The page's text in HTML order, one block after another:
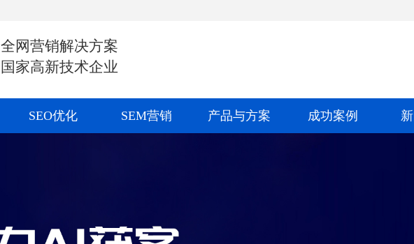
全网营销解决方案
国家高新技术企业
SEO优化 SEM营销 产品与方案 成功案例